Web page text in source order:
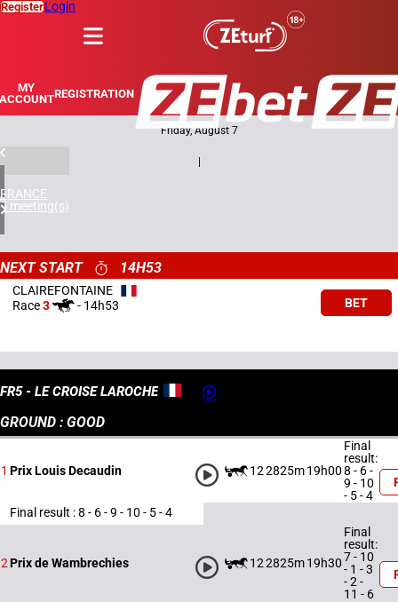
MY
REGISTRATION
RegisterLogin
Friday, August 7
FRANCE
5 meeting(s)
NEXT START 14H53
CLAIREFONTAINE
Race3 - 14h53 BET
FR5 - LE CROISE LAROCHE
GROUND : GOOD
1 Prix Louis Decaudin 122825m19h00
Final
result:
8 - 6 -
9 - 10
- 5 - 4
Final result : 8 - 6 - 9 - 10 - 5 - 4
2Prix de Wambrechies 122825m19h30
Final
result:
7 - 10
- 1 - 3
- 2 -
11 - 6